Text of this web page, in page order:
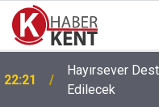
22:21
Hayırsever
Edilecek